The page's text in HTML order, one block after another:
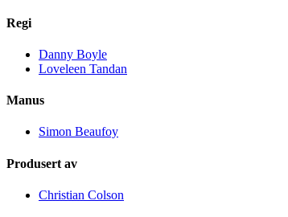
Regi
Danny Boyle
Loveleen Tandan
Manus
Simon Beaufoy
Produsert av
Christian Colson